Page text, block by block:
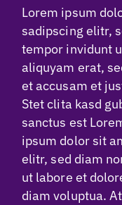
Lorem ipsum
sadipscing elitr,
tempor invidunt
aliquyam erat,
et accusam et
Stet clita kasd
sanctus est
ipsum dolor sit
elitr, sed diam
ut labore et
diam voluptua.